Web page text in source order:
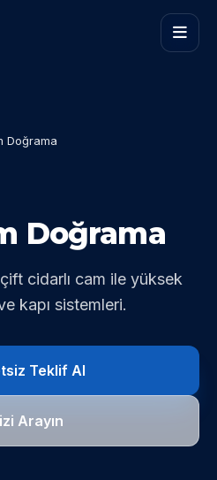
Doğrama
Doğrama
çift cidarlı cam ile yüksek
kapı sistemleri.
Teklif Al
Arayın